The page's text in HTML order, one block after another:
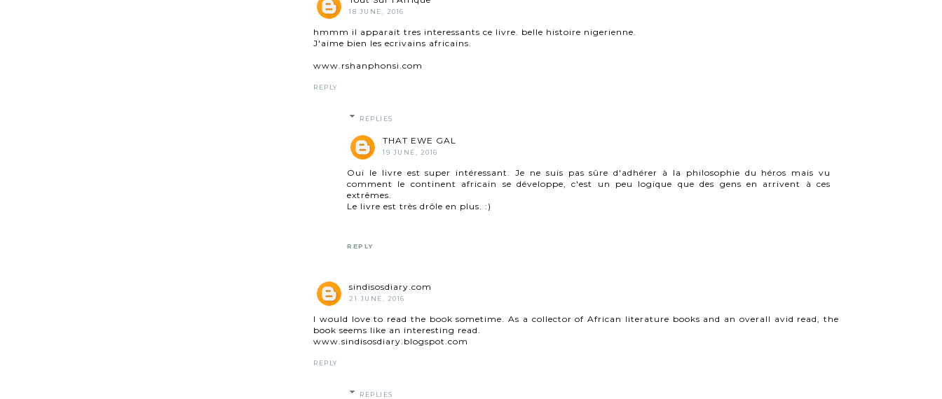
18 JUNE, 2016
hmmm il apparait tres interessants ce livre. belle histoire nigerienne.
J'aime bien les ecrivains africains.
www.rshanphonsi.com
REPLY
REPLIES
THAT EWE GAL
19 JUNE, 2016
Oui le livre est super intéressant. Je ne suis pas sûre d'adhérer à la philosophie du héros mais vu
comment le continent africain se développe, c'est un peu logique que des gens en arrivent à ces
extrêmes.
Le livre est très drôle en plus. :)
REPLY
sindisosdiary.com
21 JUNE, 2016
I would love to read the book sometime. As a collector of African literature books and an overall avid read, the
book seems like an interesting read.
www.sindisosdiary.blogspot.com
REPLY
REPLIES